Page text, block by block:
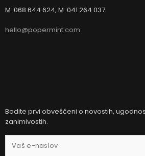
M: 068 644 624, M: 041 264 037
hello@popermint.com
Bodite prvi obveščeni o novostih,
zanimivostih.